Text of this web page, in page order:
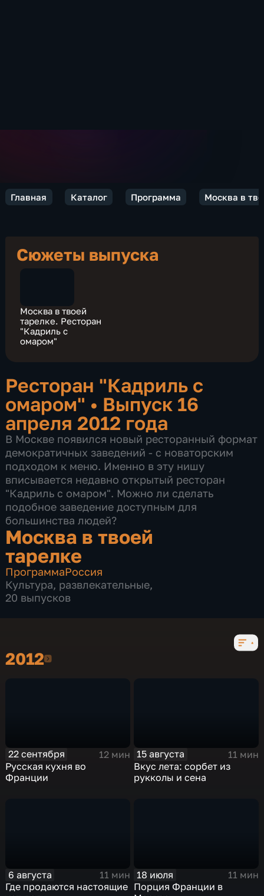
Главная Каталог Программа Москва в
Сюжеты выпуска
Москва в твоей
тарелке. Ресторан
"Кадриль с
омаром"
Ресторан "Кадриль с
омаром" • Выпуск 16
апреля 2012 года
В Москве появился новый ресторанный формат
демократичных заведений - с новаторским
подходом к меню. Именно в эту нишу
вписывается недавно открытый ресторан
"Кадриль с омаром". Можно ли сделать
подобное заведение доступным для
большинства людей?
Москва в твоей
тарелке
ПрограммаРоссия
Культура, развлекательные,
20 выпусков
20122012
22 сентября
12 мин
Русская кухня во
Франции
15 августа
11 мин
Вкус лета: сорбет из
рукколы и сена
6 августа
11 мин
Где продаются настоящие
18 июля
11 мин
Порция Франции в